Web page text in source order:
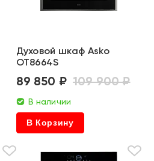
Духовой шкаф Asko
OT8664S
89 850 ₽ 109 900 ₽
В наличии
В Корзину